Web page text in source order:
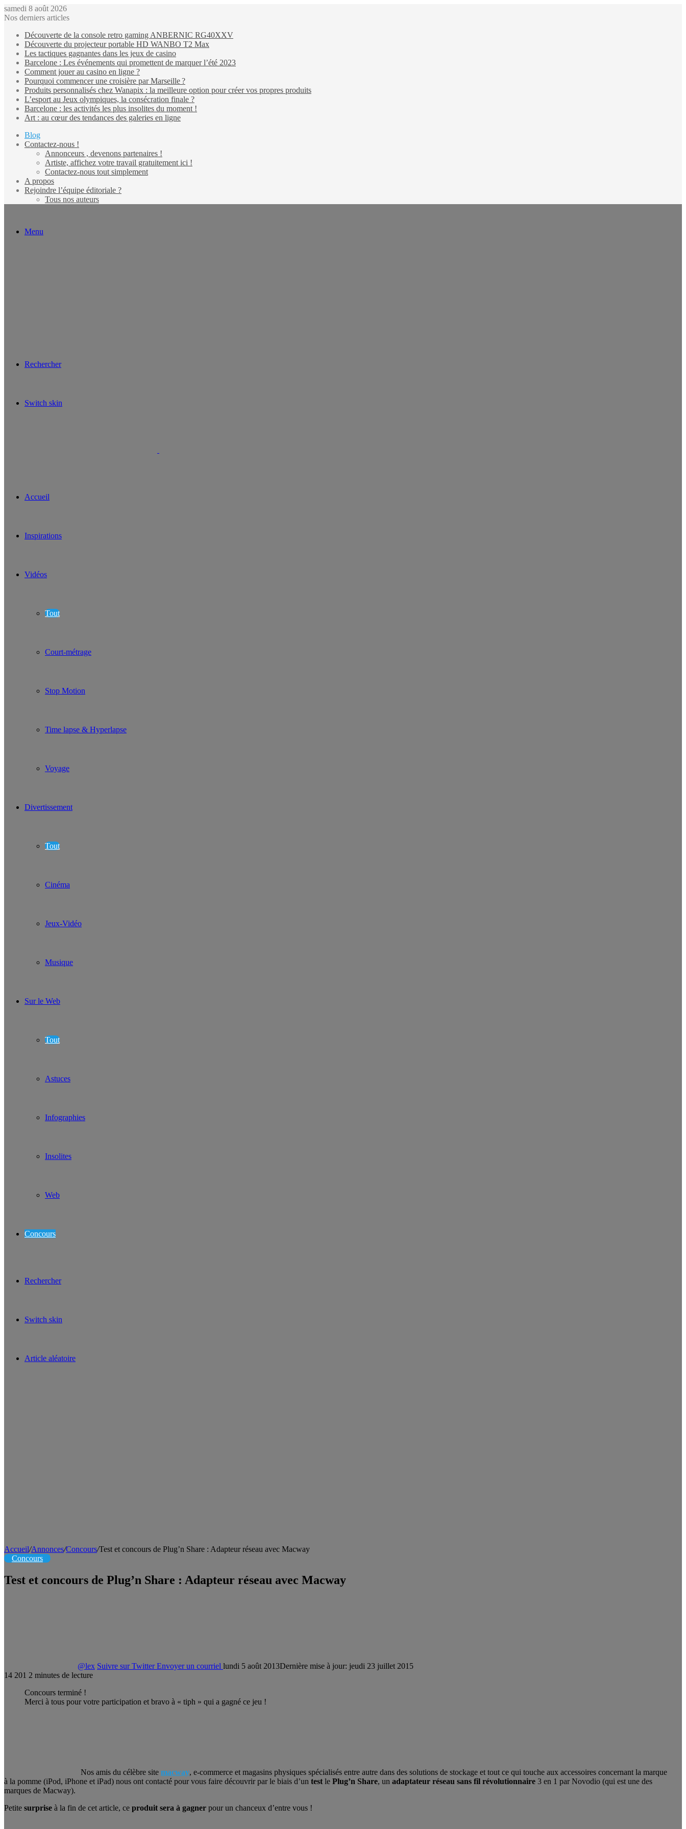
samedi 8 août 2026
Nos derniers articles
Découverte de la console retro gaming ANBERNIC RG40XXV
Découverte du projecteur portable HD WANBO T2 Max
Les tactiques gagnantes dans les jeux de casino
Barcelone : Les événements qui promettent de marquer l’été 2023
Comment jouer au casino en ligne ?
Pourquoi commencer une croisière par Marseille ?
Produits personnalisés chez Wanapix : la meilleure option pour créer vos propres produits
L’esport au Jeux olympiques, la consécration finale ?
Barcelone : les activités les plus insolites du moment !
Art : au cœur des tendances des galeries en ligne
Blog
Contactez-nous !
Annonceurs , devenons partenaires !
Artiste, affichez votre travail gratuitement ici !
Contactez-nous tout simplement
A propos
Rejoindre l’équipe éditoriale ?
Tous nos auteurs
Menu
Rechercher
Switch skin
Accueil
Inspirations
Vidéos
Tout
Court-métrage
Stop Motion
Time lapse & Hyperlapse
Voyage
Divertissement
Tout
Cinéma
Jeux-Vidéo
Musique
Sur le Web
Tout
Astuces
Infographies
Insolites
Web
Concours
Rechercher
Switch skin
Article aléatoire
Accueil/Annonces/Concours/Test et concours de Plug’n Share : Adapteur réseau avec Macway
Concours
Test et concours de Plug’n Share : Adapteur réseau avec Macway
@lex Suivre sur Twitter Envoyer un courriel lundi 5 août 2013Dernière mise à jour: jeudi 23 juillet 2015
14 201 2 minutes de lecture
Concours terminé !
Merci à tous pour votre participation et bravo à « tiph » qui a gagné ce jeu !
Nos amis du célèbre site macway, e-commerce et magasins physiques spécialisés entre autre dans des solutions de stockage et tout ce qui touche aux accessoires concernant la marque
à la pomme (iPod, iPhone et iPad) nous ont contacté pour vous faire découvrir par le biais d’un test le Plug’n Share, un adaptateur réseau sans fil révolutionnaire 3 en 1 par Novodio (qui est une des
marques de Macway).
Petite surprise à la fin de cet article, ce produit sera à gagner pour un chanceux d’entre vous !